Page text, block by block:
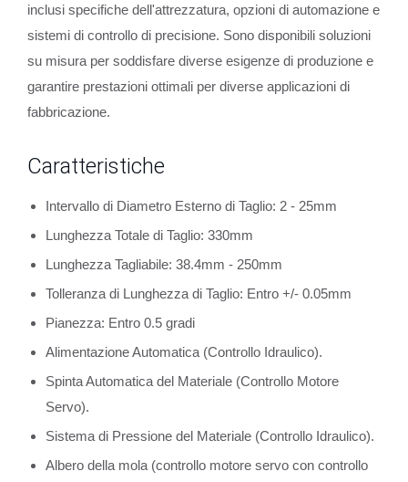
inclusi specifiche dell'attrezzatura, opzioni di automazione e
sistemi di controllo di precisione. Sono disponibili soluzioni
su misura per soddisfare diverse esigenze di produzione e
garantire prestazioni ottimali per diverse applicazioni di
fabbricazione.
Caratteristiche
Intervallo di Diametro Esterno di Taglio: 2 - 25mm
Lunghezza Totale di Taglio: 330mm
Lunghezza Tagliabile: 38.4mm - 250mm
Tolleranza di Lunghezza di Taglio: Entro +/- 0.05mm
Pianezza: Entro 0.5 gradi
Alimentazione Automatica (Controllo Idraulico).
Spinta Automatica del Materiale (Controllo Motore
Servo).
Sistema di Pressione del Materiale (Controllo Idraulico).
Albero della mola (controllo motore servo con controllo